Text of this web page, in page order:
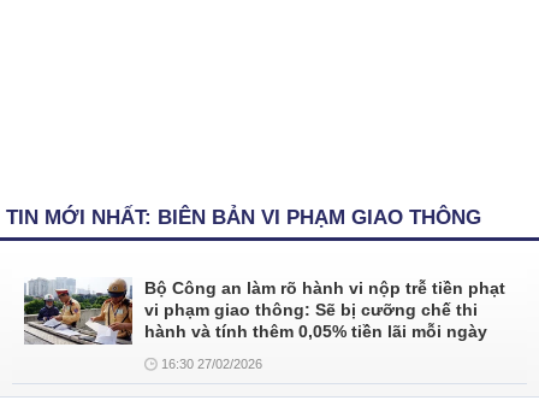
TIN MỚI NHẤT: BIÊN BẢN VI PHẠM GIAO THÔNG
Bộ Công an làm rõ hành vi nộp trễ tiền phạt
vi phạm giao thông: Sẽ bị cưỡng chế thi
hành và tính thêm 0,05% tiền lãi mỗi ngày
16:30 27/02/2026